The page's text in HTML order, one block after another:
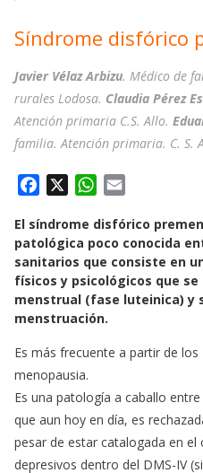
Síndrome disfórico
Javier Vélaz Arbizu. Médico de
rurales Lodosa. Claudia Pérez
Atención primaria C.S. Allo.
familia. Atención primaria. C. S.
c
e
b
o
o
W
a
t
s
A
p
a
i
l
El síndrome disfórico
patológica poco conocida
sanitarios que consiste en
físicos y psicológicos que
menstrual (fase luteinica) y
menstruación.
Es más frecuente a partir de
menopausia.
Es una patología a caballo
que aun hoy en día, es
pesar de estar catalogada en
depresivos dentro del DMS-IV